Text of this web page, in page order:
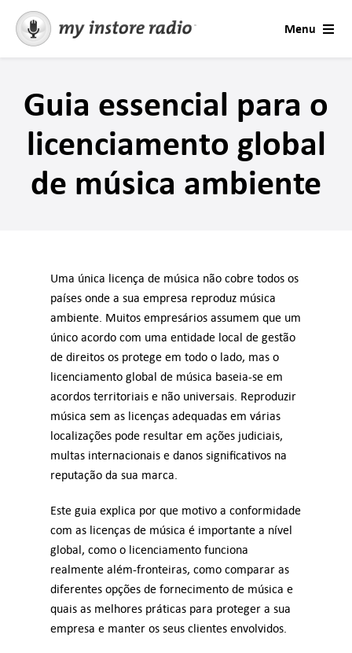
content
Menu
Contacto
Mensagens
Consulta
Como Funciona
Teste grátis
Tipos de empresas
Guia essencial para o
licenciamento global
de música ambiente
Uma única licença de música não cobre todos os
países onde a sua empresa reproduz música
ambiente. Muitos empresários assumem que um
único acordo com uma entidade local de gestão
de direitos os protege em todo o lado, mas o
licenciamento global de música baseia-se em
acordos territoriais e não universais. Reproduzir
música sem as licenças adequadas em várias
localizações pode resultar em ações judiciais,
multas internacionais e danos significativos na
reputação da sua marca.
Este guia explica por que motivo a conformidade
com as licenças de música é importante a nível
global, como o licenciamento funciona
realmente além-fronteiras, como comparar as
diferentes opções de fornecimento de música e
quais as melhores práticas para proteger a sua
empresa e manter os seus clientes envolvidos.